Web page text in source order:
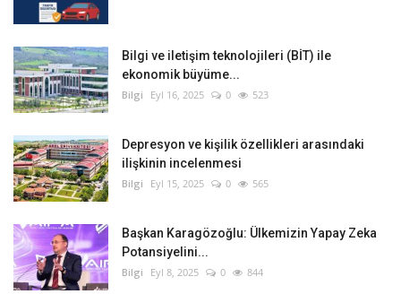
Bilgi ve iletişim teknolojileri (BİT) ile
ekonomik büyüme...
Bilgi Eyl 16, 2025 0 523
Depresyon ve kişilik özellikleri arasındaki
ilişkinin incelenmesi
Bilgi Eyl 15, 2025 0 565
Başkan Karagözoğlu: Ülkemizin Yapay Zeka
Potansiyelini...
Bilgi Eyl 8, 2025 0 844